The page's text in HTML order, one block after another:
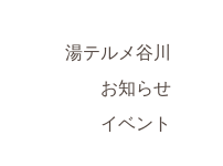
湯テルメ谷川
お知らせ
イベント